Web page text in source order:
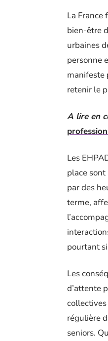
La France
bien-être
urbaines
personne
manifeste
retenir le
A lire en
Les
place
par des
terme,
pourtant
Les
d’attente
régulière
seniors.